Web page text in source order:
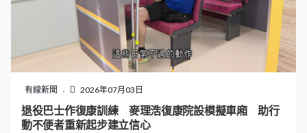
西蘭電訊公司以及政府毛利語委員會合作，推動糾正發音
並諮詢公眾，逾6萬詞語需要改正發音，不過因技術問題，
令Google未能實現於2017年內改善系統的承諾。毛利語委
員會期間向Google提供標準發音數據，並招募配音員朗讀
毛利語字詞，協助訓練AI模型。隨著AI技術發展更成熟，
Google在9年後成功升級系統，首階段糾正用毛利語命名
的城鎮及部分街道的發音，會持續更新。毛利語委員會主
席形容是日常化毛利語的重要一步。 Google對新西蘭人使
有線新聞 2026年07月03日
退役巴士作復康訓練 麥理浩復康院設模擬車廂 助行
動不便者重新起步建立信心